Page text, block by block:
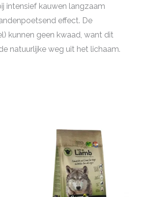
intensief kauwen langzaam
effect. De
kunnen geen kwaad, want dit
natuurlijke weg uit het lichaam.